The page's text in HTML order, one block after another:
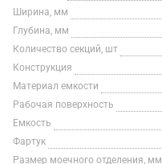
Ширина, мм
Глубина, мм
Количество секций, шт
Конструкция
Материал емкости
Рабочая поверхность
Емкость
Фартук
Размер моечного отделения, мм